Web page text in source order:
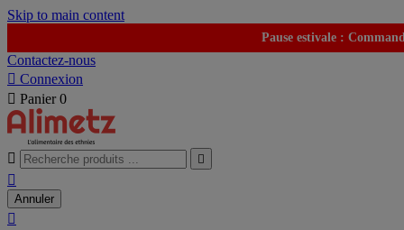
Skip to main content
Pause estivale :
Contactez-nous
 Connexion
 Panier 0
 

Annuler
